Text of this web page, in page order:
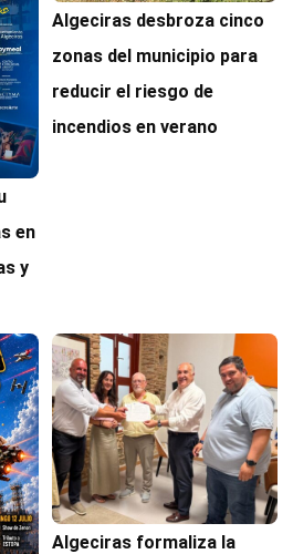
en
y
Algeciras desbroza cinco
zonas del municipio para
reducir el riesgo de
incendios en verano
Algeciras formaliza la